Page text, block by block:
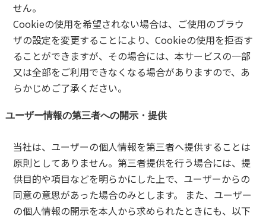
せん。
Cookieの使用を希望されない場合は、ご使用のブラウ
ザの設定を変更することにより、Cookieの使用を拒否す
ることができますが、その場合には、本サービスの一部
又は全部をご利用できなくなる場合がありますので、あ
らかじめご了承ください。
ユーザー情報の第三者への開示・提供
当社は、ユーザーの個人情報を第三者へ提供することは
原則としてありません。第三者提供を行う場合には、提
供目的や項目などを明らかにした上で、ユーザーからの
同意の意思があった場合のみとします。 また、ユーザー
の個人情報の開示を本人から求められたときにも、以下